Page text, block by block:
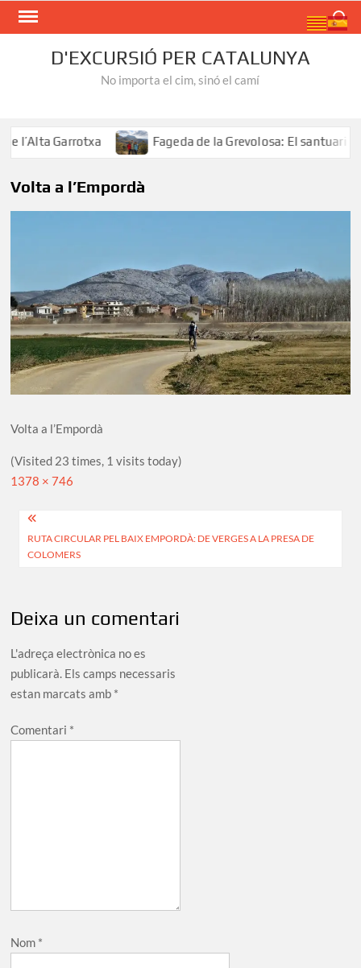
Skip
D'EXCURSIÓ PER CATALUNYA
No importa el cim, sinó el camí
Garrotxa Fageda de la Grevolosa: El santuari dels
Volta a l’Empordà
Volta a l’Empordà
(Visited 23 times, 1 visits today)
Full
1378 × 746
Navegació
d'entrades
RUTA CIRCULAR PEL BAIX EMPORDÀ: DE VERGES A LA PRESA DE
COLOMERS
Deixa un comentari
L'adreça electrònica no es
publicarà. Els camps necessaris
estan marcats amb *
Comentari *
Nom *